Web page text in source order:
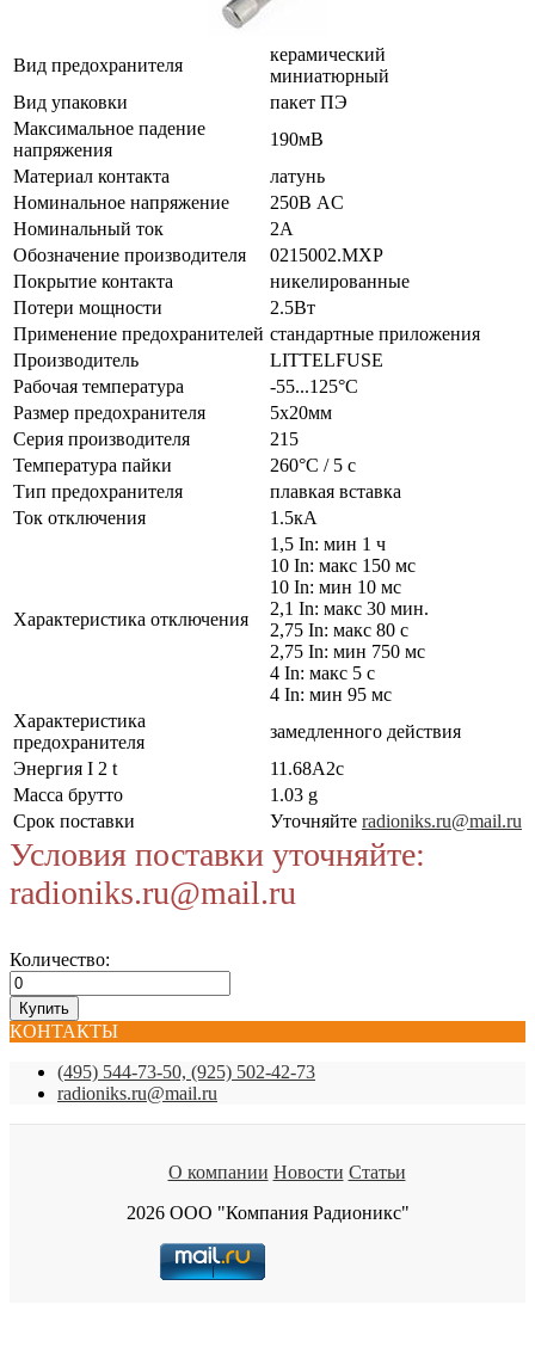
Вид предохранителя
керамический
миниатюрный
Вид упаковки
пакет ПЭ
Максимальное падение
напряжения
190мВ
Материал контакта
латунь
Номинальное напряжение
250В AC
Номинальный ток
2А
Обозначение производителя
0215002.MXP
Покрытие контакта
никелированные
Потери мощности
2.5Вт
Применение предохранителей стандартные приложения
Производитель
LITTELFUSE
Рабочая температура
-55...125°C
Размер предохранителя
5x20мм
Серия производителя
215
Температура пайки
260°C / 5 с
Тип предохранителя
плавкая вставка
Ток отключения
1.5кА
Характеристика отключения
1,5 In: мин 1 ч
10 In: макс 150 мс
10 In: мин 10 мс
2,1 In: макс 30 мин.
2,75 In: макс 80 с
2,75 In: мин 750 мс
4 In: макс 5 с
4 In: мин 95 мс
Характеристика
предохранителя
замедленного действия
Энергия I 2 t
11.68А2с
Масса брутто
1.03 g
Срок поставки
Уточняйте radioniks.ru@mail.ru
Условия поставки уточняйте:
radioniks.ru@mail.ru
Количество:
КОНТАКТЫ
(495) 544-73-50, (925) 502-42-73
radioniks.ru@mail.ru
О компании Новости Статьи
2026 ООО "Компания Радионикс"